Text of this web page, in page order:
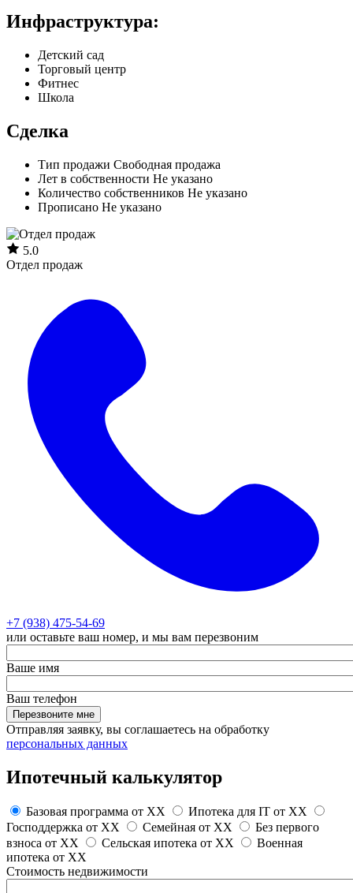
Инфраструктура:
Детский сад
Торговый центр
Фитнес
Школа
Сделка
Тип продажи Свободная продажа
Лет в собственности Не указано
Количество собственников Не указано
Прописано Не указано
5.0
Отдел продаж
+7 (938) 475-54-69
или оставьте ваш номер, и мы вам перезвоним
Ваше имя
Ваш телефон
Перезвоните мне
Отправляя заявку, вы соглашаетесь на обработку
персональных данных
Ипотечный калькулятор
Базовая программа от XX Ипотека для IT от XX
Господдержка от XX Семейная от XX
Без первого
взноса от XX Сельская ипотека от XX
Военная
ипотека от XX
Стоимость недвижимости